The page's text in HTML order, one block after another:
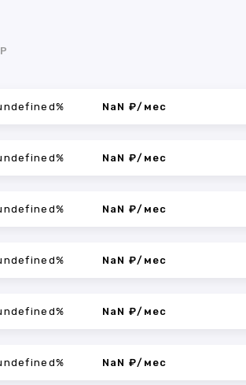
NaN ₽/мес
NaN ₽/мес
NaN ₽/мес
NaN ₽/мес
NaN ₽/мес
NaN ₽/мес